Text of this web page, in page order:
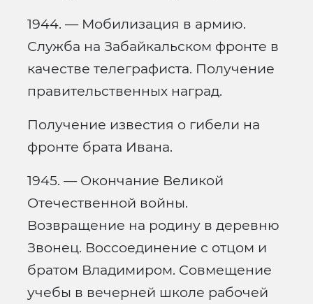
1944. — Мобилизация в армию.
Служба на Забайкальском фронте в
качестве телеграфиста. Получение
правительственных наград.
Получение известия о гибели на
фронте брата Ивана.
1945. — Окончание Великой
Отечественной войны.
Возвращение на родину в деревню
Звонец. Воссоединение с отцом и
братом Владимиром. Совмещение
учебы в вечерней школе рабочей